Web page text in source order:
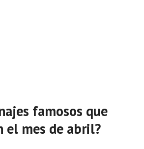
famosos que
el mes de abril?